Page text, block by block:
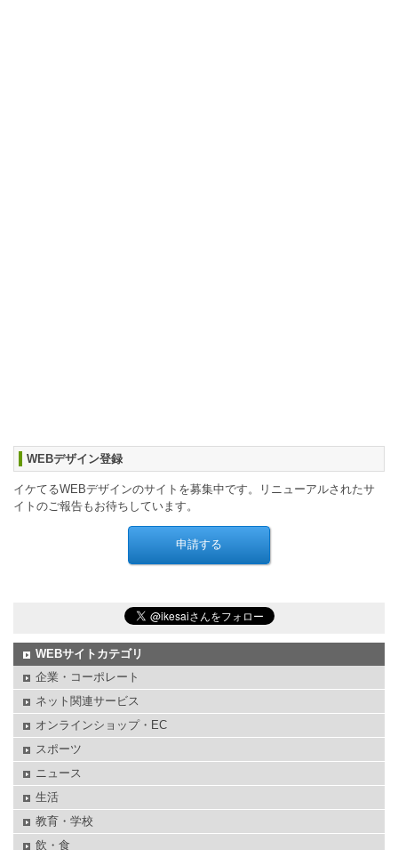
WEBデザイン登録
イケてるWEBデザインのサイトを募集中です。リニューアルされたサ
イトのご報告もお待ちしています。
WEBサイトカテゴリ
企業・コーポレート
ネット関連サービス
オンラインショップ・EC
スポーツ
ニュース
生活
教育・学校
飲・食